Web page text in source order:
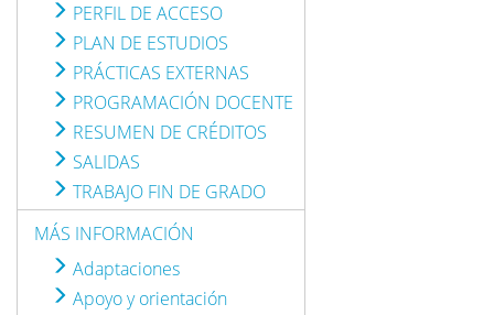
PERFIL DE ACCESO
PLAN DE ESTUDIOS
PRÁCTICAS EXTERNAS
PROGRAMACIÓN DOCENTE
RESUMEN DE CRÉDITOS
SALIDAS
TRABAJO FIN DE GRADO
MÁS INFORMACIÓN
Adaptaciones
Apoyo y orientación